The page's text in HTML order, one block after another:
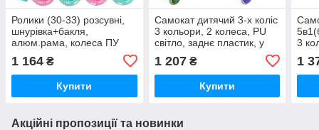
Ролики (30-33) розсувні,
шнурівка+бакля,
алюм.рама, колеса ПУ
18,5см, розсувні 2,3см,
зелений, в кор.
1 164 ₴
Купити
Самокат дитячий 3-х коліс
3 кольори, 2 колеса, PU
світло, заднє пластик, у
1 207₴
Купити
3
2шт
1
Акційні пропозиції та новинки